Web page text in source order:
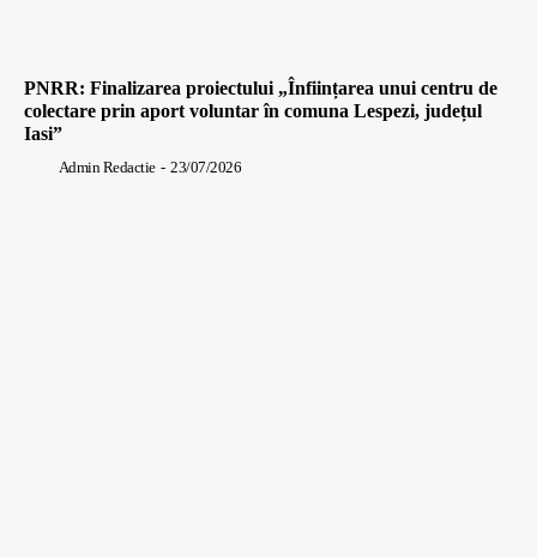
PNRR: Finalizarea proiectului „Înființarea unui centru de
colectare prin aport voluntar în comuna Lespezi, județul
Iasi”
Admin Redactie - 23/07/2026